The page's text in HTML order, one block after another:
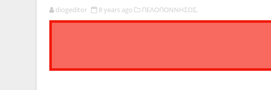
diogeditor 8 years ago ΠΕΛΟΠΟΝΝΗΣΟΣ,